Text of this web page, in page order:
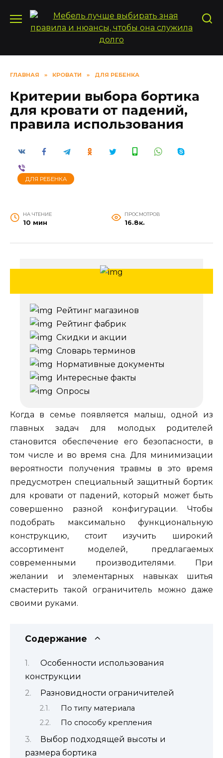
содержанию
ГЛАВНАЯ » КРОВАТИ » ДЛЯ РЕБЕНКА
Критерии выбора бортика
для кровати от падений,
правила использования
ДЛЯ РЕБЕНКА
НА ЧТЕНИЕ
10 мин
ПРОСМОТРОВ
16.8к.
Рейтинг магазинов
Рейтинг фабрик
Скидки и акции
Словарь терминов
Нормативные документы
Интересные факты
Опросы
Когда в семье появляется малыш, одной из
главных задач для молодых родителей
становится обеспечение его безопасности, в
том числе и во время сна. Для минимизации
вероятности получения травмы в это время
предусмотрен специальный защитный бортик
для кровати от падений, который может быть
совершенно разной конфигурации. Чтобы
подобрать максимально функциональную
конструкцию, стоит изучить широкий
ассортимент моделей, предлагаемых
современными производителями. При
желании и элементарных навыках шитья
смастерить такой ограничитель можно даже
своими руками.
Содержание
Особенности использования
конструкции
Разновидности ограничителей
По типу материала
По способу крепления
Выбор подходящей высоты и
размера бортика